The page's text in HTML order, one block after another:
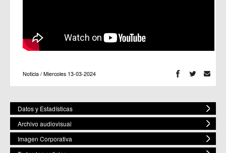
Noticia / Miercoles 13-03-2024
Datos y Estadísticas
Archivo audiovisual
Imagen Corporativa